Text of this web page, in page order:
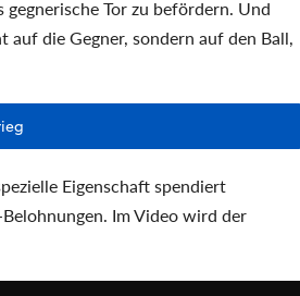
Tor zu befördern. Und
die Gegner, sondern auf den Ball,
Eigenschaft spendiert
Im Video wird der